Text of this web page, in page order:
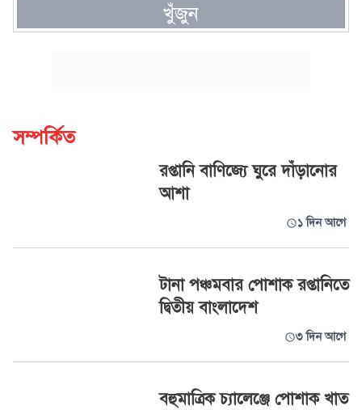
খুঁজুন
সম্পর্কিত
রপ্তানি বাণিজ্যে ঘুরে দাঁড়ানোর
আশা
১ দিন আগে
টানা পঞ্চমবার পোশাক রপ্তানিতে
দ্বিতীয় বাংলাদেশ
৩ দিন আগে
বহুমাত্রিক চ্যালেঞ্জে পোশাক খাত